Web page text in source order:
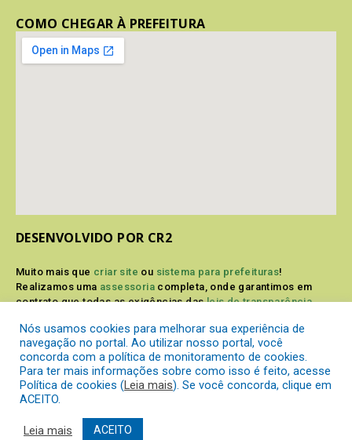
COMO CHEGAR À PREFEITURA
DESENVOLVIDO POR CR2
Muito mais que criar site ou sistema para prefeituras!
Realizamos uma assessoria completa, onde garantimos em
contrato que todas as exigências dasleis de transparência
Conheça oPNTPe oRadar da Transparência Pública
Todos os direitos reservados a
Nós usamos cookies para melhorar sua experiência de
navegação no portal. Ao utilizar nosso portal, você
concorda com a política de monitoramento de cookies.
Para ter mais informações sobre como isso é feito, acesse
Política de cookies (Leia mais). Se você concorda, clique em
ACEITO.
Leia mais ACEITO